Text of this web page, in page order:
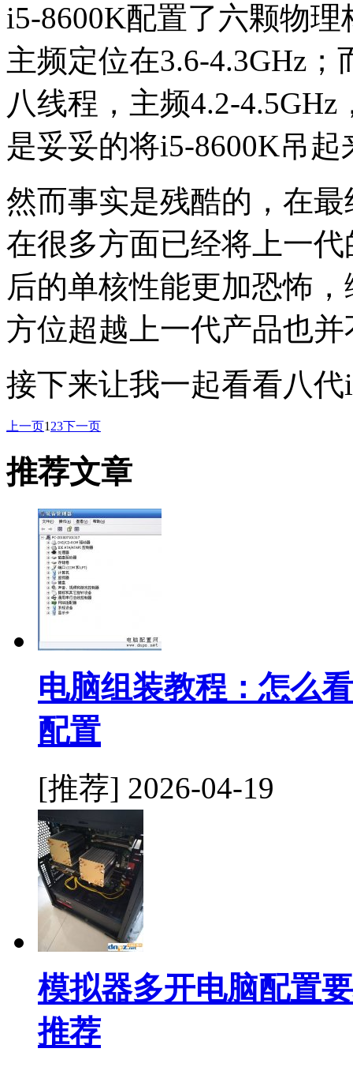
i5-8600K配置了六颗物
主频定位在3.6-4.3GHz
八线程，主频4.2-
是妥妥的将i5-8600K吊起
然而事实是残酷的，在
在很多方面已经将上一
后的单核性能更加恐怖
方位超越上一代产品也
接下来让我一起看看八
上一页123下一页
推荐文章
电脑组装教程：怎么
配置
[推荐] 2026-04-19
模拟器多开电脑配置
推荐